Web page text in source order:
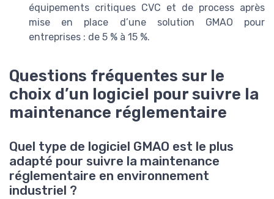
équipements critiques CVC et de process après
mise en place d’une solution GMAO pour
entreprises : de 5 % à 15 %.
Questions fréquentes sur le
choix d’un logiciel pour suivre la
maintenance réglementaire
Quel type de logiciel GMAO est le plus
adapté pour suivre la maintenance
réglementaire en environnement
industriel ?